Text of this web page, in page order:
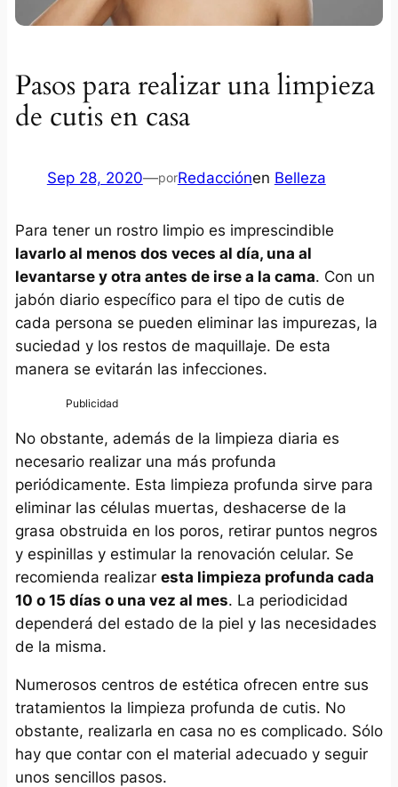
Pasos para realizar una limpieza
de cutis en casa
Sep 28, 2020—porRedacciónen Belleza
Para tener un rostro limpio es imprescindible
lavarlo al menos dos veces al día, una al
levantarse y otra antes de irse a la cama. Con un
jabón diario específico para el tipo de cutis de
cada persona se pueden eliminar las impurezas, la
suciedad y los restos de maquillaje. De esta
manera se evitarán las infecciones.
No obstante, además de la limpieza diaria es
necesario realizar una más profunda
periódicamente. Esta limpieza profunda sirve para
eliminar las células muertas, deshacerse de la
grasa obstruida en los poros, retirar puntos negros
y espinillas y estimular la renovación celular. Se
recomienda realizar esta limpieza profunda cada
10 o 15 días o una vez al mes. La periodicidad
dependerá del estado de la piel y las necesidades
de la misma.
Numerosos centros de estética ofrecen entre sus
tratamientos la limpieza profunda de cutis. No
obstante, realizarla en casa no es complicado. Sólo
hay que contar con el material adecuado y seguir
unos sencillos pasos.